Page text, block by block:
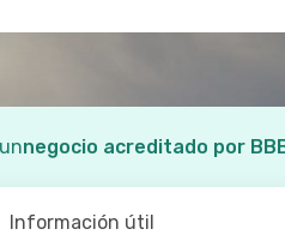
negocio acreditado por
Información útil